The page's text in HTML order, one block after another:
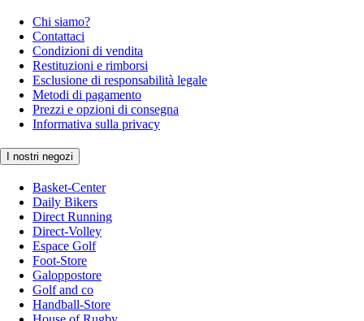
Chi siamo?
Contattaci
Condizioni di vendita
Restituzioni e rimborsi
Esclusione di responsabilità legale
Metodi di pagamento
Prezzi e opzioni di consegna
Informativa sulla privacy
I nostri negozi
Basket-Center
Daily Bikers
Direct Running
Direct-Volley
Espace Golf
Foot-Store
Galoppostore
Golf and co
Handball-Store